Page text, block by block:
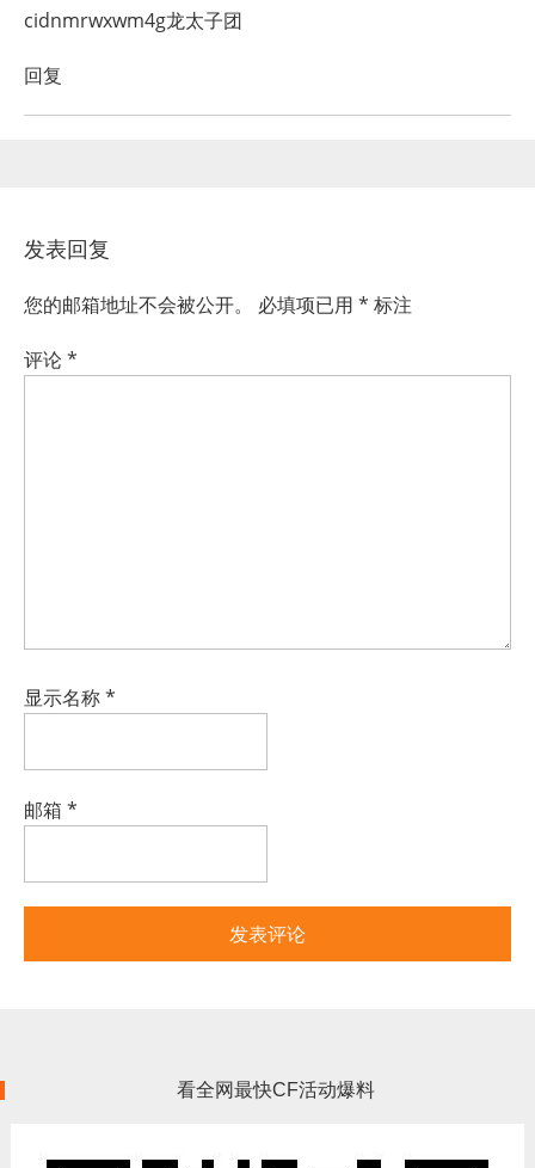
cidnmrwxwm4g龙太子团
回复
发表回复
您的邮箱地址不会被公开。 必填项已用 * 标注
评论*
显示名称*
邮箱 *
看全网最快CF活动爆料